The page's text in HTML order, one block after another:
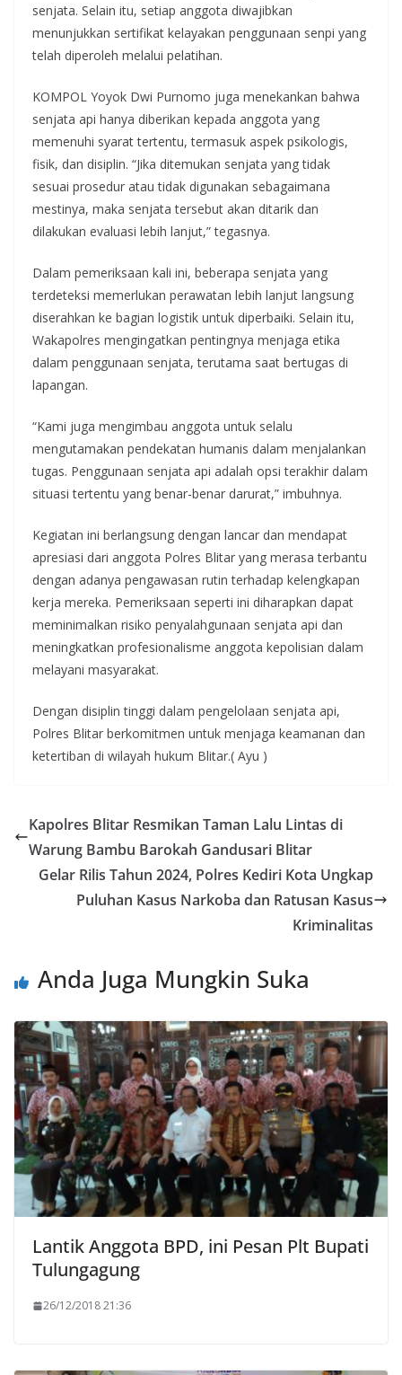
senjata. Selain itu, setiap anggota diwajibkan
menunjukkan sertifikat kelayakan penggunaan senpi yang
telah diperoleh melalui pelatihan.
KOMPOL Yoyok Dwi Purnomo juga menekankan bahwa
senjata api hanya diberikan kepada anggota yang
memenuhi syarat tertentu, termasuk aspek psikologis,
fisik, dan disiplin. “Jika ditemukan senjata yang tidak
sesuai prosedur atau tidak digunakan sebagaimana
mestinya, maka senjata tersebut akan ditarik dan
dilakukan evaluasi lebih lanjut,” tegasnya.
Dalam pemeriksaan kali ini, beberapa senjata yang
terdeteksi memerlukan perawatan lebih lanjut langsung
diserahkan ke bagian logistik untuk diperbaiki. Selain itu,
Wakapolres mengingatkan pentingnya menjaga etika
dalam penggunaan senjata, terutama saat bertugas di
lapangan.
“Kami juga mengimbau anggota untuk selalu
mengutamakan pendekatan humanis dalam menjalankan
tugas. Penggunaan senjata api adalah opsi terakhir dalam
situasi tertentu yang benar-benar darurat,” imbuhnya.
Kegiatan ini berlangsung dengan lancar dan mendapat
apresiasi dari anggota Polres Blitar yang merasa terbantu
dengan adanya pengawasan rutin terhadap kelengkapan
kerja mereka. Pemeriksaan seperti ini diharapkan dapat
meminimalkan risiko penyalahgunaan senjata api dan
meningkatkan profesionalisme anggota kepolisian dalam
melayani masyarakat.
Dengan disiplin tinggi dalam pengelolaan senjata api,
Polres Blitar berkomitmen untuk menjaga keamanan dan
ketertiban di wilayah hukum Blitar.( Ayu )
Kapolres Blitar Resmikan Taman Lalu Lintas di
Warung Bambu Barokah Gandusari Blitar
Gelar Rilis Tahun 2024, Polres Kediri Kota Ungkap
Puluhan Kasus Narkoba dan Ratusan Kasus
Kriminalitas
Anda Juga Mungkin Suka
Lantik Anggota BPD, ini Pesan Plt Bupati
Tulungagung
26/12/2018 21:36